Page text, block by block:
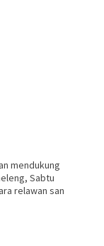
mendukung
Sabtu
relawan san